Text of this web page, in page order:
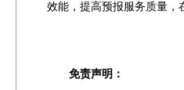
效能，提高预报服务质量，
免责声明：